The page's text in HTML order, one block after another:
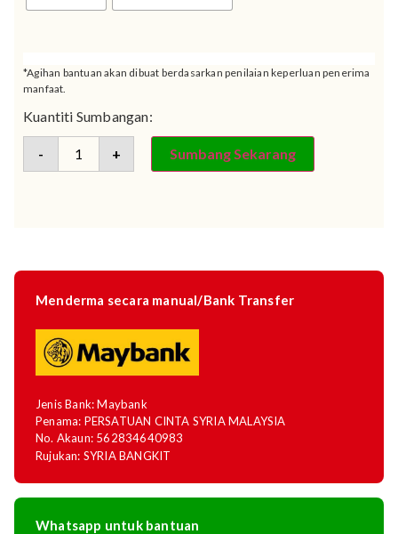
*Agihan bantuan akan dibuat berdasarkan penilaian keperluan penerima
manfaat.
Kuantiti Sumbangan:
- + Sumbang Sekarang
Menderma secara manual/Bank Transfer
Jenis Bank: Maybank
Penama: PERSATUAN CINTA SYRIA MALAYSIA
No. Akaun: 562834640983
Rujukan: SYRIA BANGKIT
Whatsapp untuk bantuan